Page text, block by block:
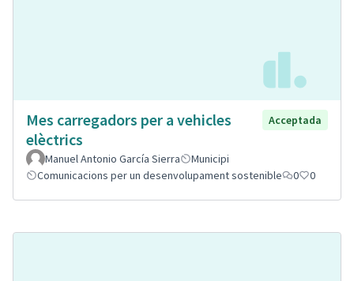
Mes carregadors per a vehicles
elèctrics
Acceptada
Manuel Antonio García Sierra
Municipi
Comunicacions per un desenvolupament sostenible
0 0